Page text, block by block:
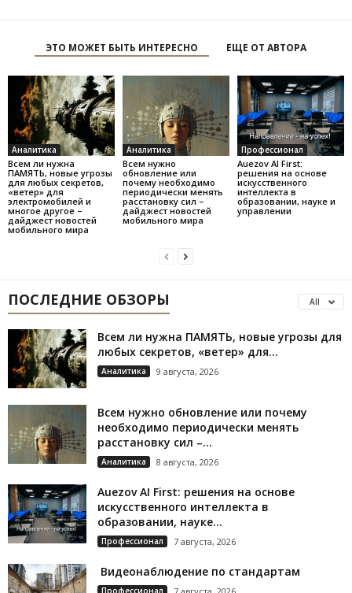
ЭТО МОЖЕТ БЫТЬ ИНТЕРЕСНО ЕЩЕ ОТ АВТОРА
Аналитика
Всем ли нужна
ПАМЯТЬ, новые угрозы
для любых секретов,
«ветер» для
электромобилей и
многое другое –
дайджест новостей
мобильного мира
Аналитика
Всем нужно
обновление или
почему необходимо
периодически менять
расстановку сил –
дайджест новостей
мобильного мира
Профессионал
Auezov AI First:
решения на основе
искусственного
интеллекта в
образовании, науке и
управлении
ПОСЛЕДНИЕ ОБЗОРЫ All
Всем ли нужна ПАМЯТЬ, новые угрозы для
любых секретов, «ветер» для...
Аналитика 9 августа, 2026
Всем нужно обновление или почему
необходимо периодически менять
расстановку сил –...
Аналитика 8 августа, 2026
Auezov AI First: решения на основе
искусственного интеллекта в
образовании, науке...
Профессионал 7 августа, 2026
Видеонаблюдение по стандартам
Профессионал